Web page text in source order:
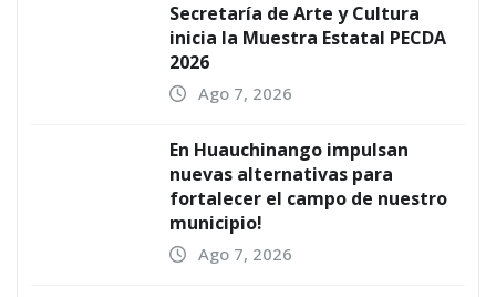
Secretaría de Arte y Cultura
inicia la Muestra Estatal PECDA
2026
Ago 7, 2026
En Huauchinango impulsan
nuevas alternativas para
fortalecer el campo de nuestro
municipio!
Ago 7, 2026